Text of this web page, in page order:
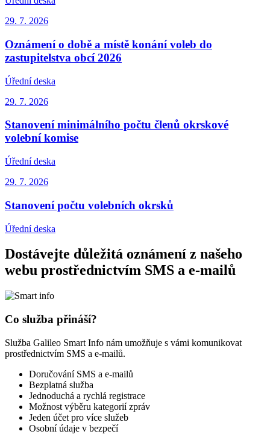
29. 7. 2026
Oznámení o době a místě konání voleb do
zastupitelstva obcí 2026
Úřední deska
29. 7. 2026
Stanovení minimálního počtu členů okrskové
volební komise
Úřední deska
29. 7. 2026
Stanovení počtu volebních okrsků
Úřední deska
Dostávejte důležitá oznámení z našeho
webu prostřednictvím SMS a e-mailů
Co služba přináší?
Služba Galileo Smart Info nám umožňuje s vámi komunikovat
prostřednictvím SMS a e-mailů.
Doručování SMS a e-mailů
Bezplatná služba
Jednoduchá a rychlá registrace
Možnost výběru kategorií zpráv
Jeden účet pro více služeb
Osobní údaje v bezpečí